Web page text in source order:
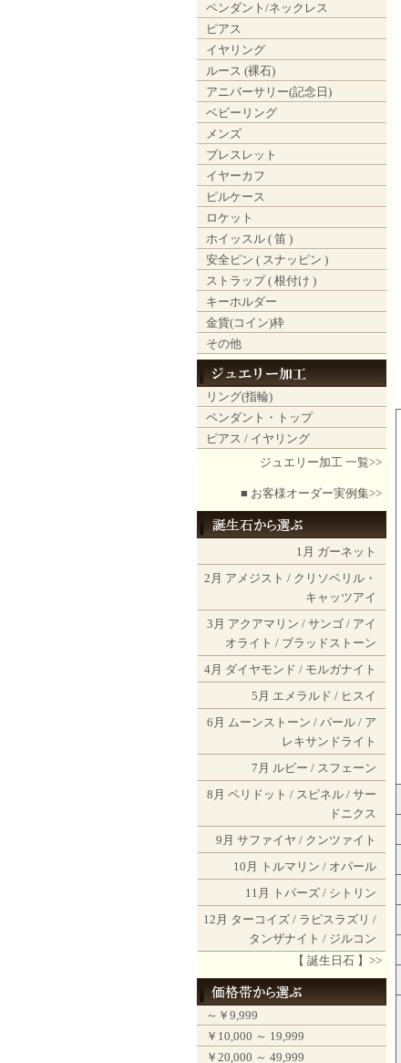
ペンダント/ネックレス
ピアス
イヤリング
ルース (裸石)
アニバーサリー(記念日)
ベビーリング
メンズ
ブレスレット
イヤーカフ
ピルケース
ロケット
ホイッスル ( 笛 )
安全ピン ( スナッピン )
ストラップ ( 根付け )
キーホルダー
金貨(コイン)枠
その他
リング(指輪)
ペンダント・トップ
ピアス / イヤリング
ジュエリー加工 一覧>>
■ お客様オーダー実例集>>
1月 ガーネット
2月 アメジスト / クリソベリル・
キャッツアイ
3月 アクアマリン / サンゴ/ アイ
オライト / ブラッドストーン
4月 ダイヤモンド / モルガナイト
5月 エメラルド / ヒスイ
6月 ムーンストーン / パール/ ア
レキサンドライト
7月 ルビー / スフェーン
8月 ペリドット / スピネル/ サー
ドニクス
9月 サファイヤ / クンツァイト
10月
トルマリン / オパール
11月
トパーズ/ シトリン
12月 ターコイズ/ ラピスラズリ /
タンザナイト / ジルコン
【 誕生日石 】>>
～￥9,999
￥10,000 ～ 19,999
￥20,000 ～ 49,999